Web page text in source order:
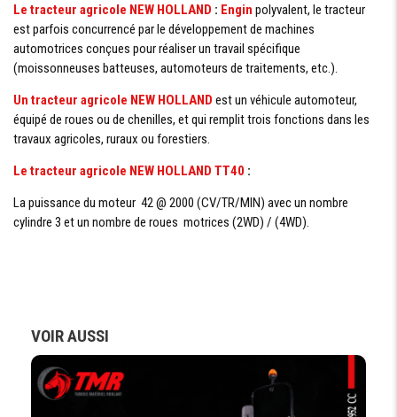
SYSTÈME HYDRAULIQUE
NOMBRE DE
DISTRIBUTEURS
POSTE DE CONDUITE
SIÉGE
CONDUCTEUR
TABLEAU DE
BORD
Tableau analogique
CARBURANT
Le tracteur agricole NEW HOLLAND : Engin polyvalent, le tracteur
est parfois concurrencé par le développement de machines
automotrices conçues pour réaliser un travail spécifique
(moissonneuses batteuses, automoteurs de traitements, etc.).
Un tracteur agricole NEW HOLLAND est un véhicule automoteur,
équipé de roues ou de chenilles, et qui remplit trois fonctions dans les
travaux agricoles, ruraux ou forestiers.
Le tracteur agricole NEW HOLLAND TT40 :
La puissance du moteur 42 @ 2000 (CV/TR/MIN) avec un nombre
cylindre 3 et un nombre de roues motrices (2WD) / (4WD).
VOIR AUSSI